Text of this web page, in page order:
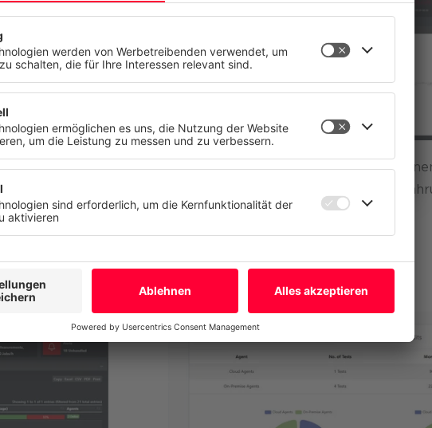
Einfluss auf
Services
Die Cloud-basierte Plattform bietet
einzigartigen Blick auf die digitale
Kund:innen und Belegschaft.
verwendet Cookies und ähnliche Technologien, um unsere Dienste
stetig zu verbessern und Werbung entsprechend Ihrer Interessen
Ihre Einwilligung können Sie jederzeit mit Wirkung für die Zukunft
Ablehnen